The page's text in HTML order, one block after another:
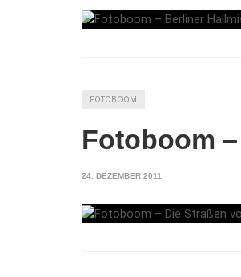
FOTOBOOM
Fotoboom
24. DEZEMBER 2011